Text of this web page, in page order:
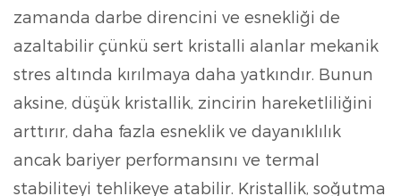
zamanda darbe direncini ve esnekliği de
azaltabilir çünkü sert kristalli alanlar mekanik
stres altında kırılmaya daha yatkındır. Bunun
aksine, düşük kristallik, zincirin hareketliliğini
arttırır, daha fazla esneklik ve dayanıklılık
ancak bariyer performansını ve termal
stabiliteyi tehlikeye atabilir. Kristallik, soğutma